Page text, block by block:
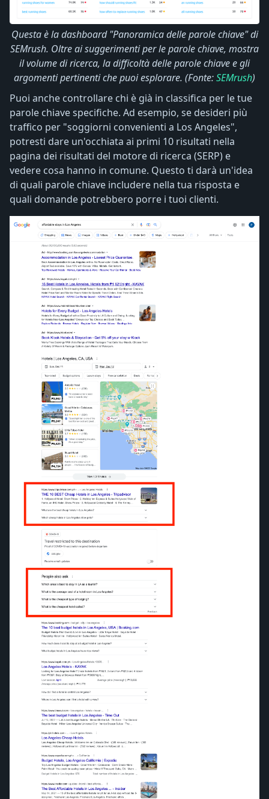
Questa è la dashboard "Panoramica delle parole chiave" di
SEMrush. Oltre ai suggerimenti per le parole chiave, mostra
il volume di ricerca, la difficoltà delle parole chiave e gli
argomenti pertinenti che puoi esplorare. (Fonte:SEMrush)
Puoi anche controllare chi è già in classifica per le tue
parole chiave specifiche. Ad esempio, se desideri più
traffico per "soggiorni convenienti a Los Angeles",
potresti dare un'occhiata ai primi 10 risultati nella
pagina dei risultati del motore di ricerca (SERP) e
vedere cosa hanno in comune. Questo ti darà un'idea
di quali parole chiave includere nella tua risposta e
quali domande potrebbero porre i tuoi clienti.